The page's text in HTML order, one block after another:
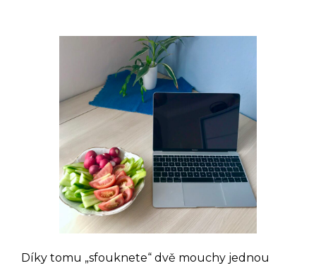
Díky tomu „sfouknete“ dvě mouchy jednou